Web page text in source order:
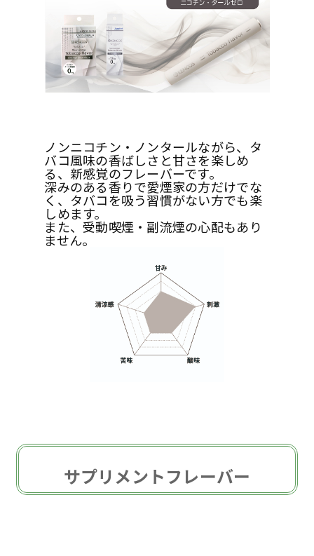
ノンニコチン・ノンタールながら、タ
バコ風味の香ばしさと甘さを楽しめ
る、新感覚のフレーバーです。
深みのある香りで愛煙家の方だけでな
く、タバコを吸う習慣がない方でも楽
しめます。
また、受動喫煙・副流煙の心配もあり
ません。
サプリメントフレーバー